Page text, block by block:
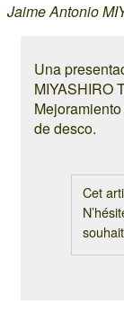
Jaime Antonio
Una
MIYASHIRO
de desco.
Cet